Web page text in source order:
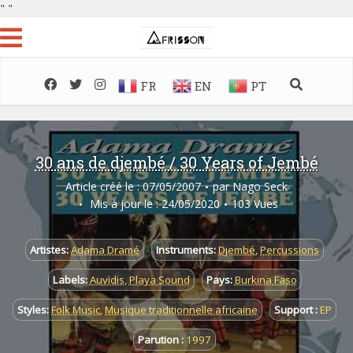
" "
FR EN PT
30 ans de djembé / 30 Years of Jembé
Article créé le : 07/05/2007 par Nago Seck
Mis à jour le : 24/05/2020
103 Vues
Artistes:Adama Dramé Instruments:Djembé,Percussions
Labels:Auvidis,Playa Sound Pays:Burkina Faso
Styles:Folk Music,Musique traditionnelle africaine Support :EP
Parution : 1997